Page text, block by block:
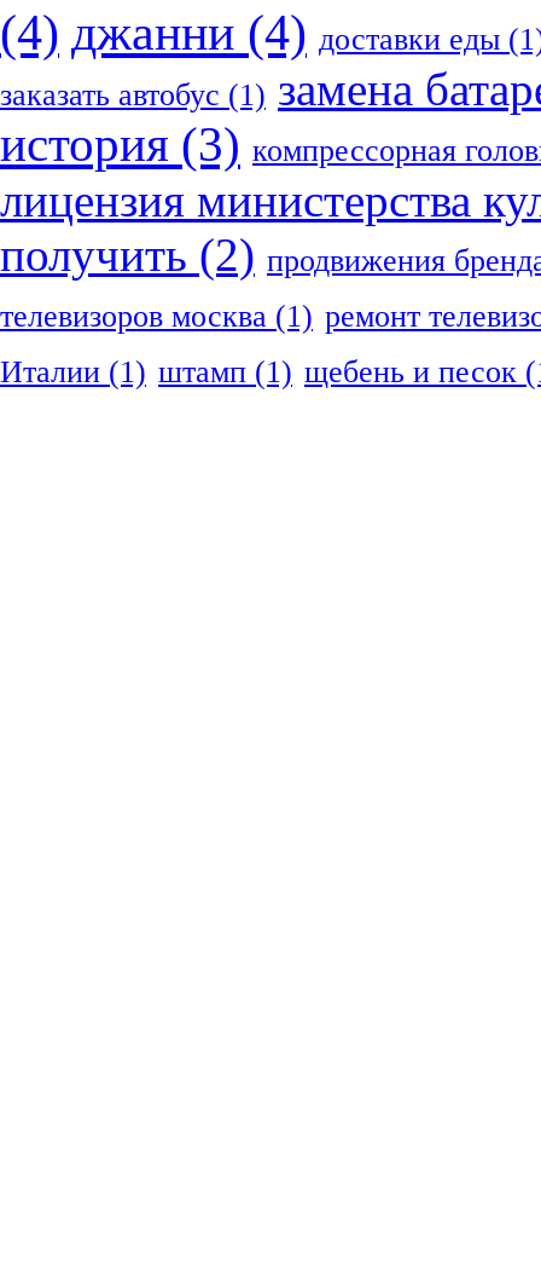
(4) джанни (4) доставки еды
заказать автобус (1) замена
история (3) компрессорная
лицензия министерства
получить (2) продвижения
телевизоров москва (1) ремонт
Италии (1) штамп (1) щебень и песок